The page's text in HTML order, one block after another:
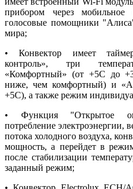
прибором через
голосовые помощники
мира;
• Конвектор имеет
контроль», три
«Комфортный» (от +5С до
ниже, чем комфортный) и
+5С), а также режим
• Функция "Открытое
потребление электроэнергии,
потока холодного воздуха,
мощность, а перейдет в
после стабилизации
заданный режим;